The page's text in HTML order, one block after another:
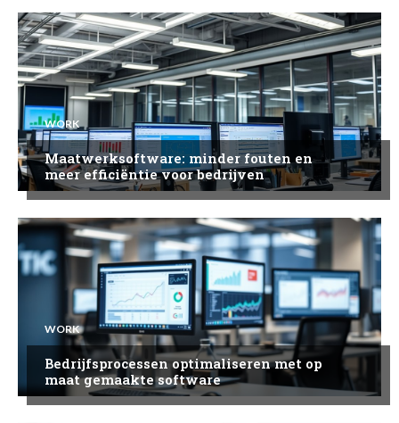
WORK
Maatwerksoftware: minder fouten en
meer efficiëntie voor bedrijven
WORK
Bedrijfsprocessen optimaliseren met op
maat gemaakte software